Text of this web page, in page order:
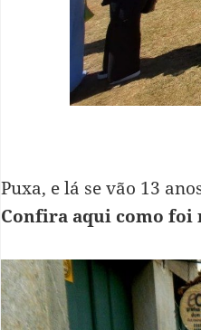
Puxa, e lá se vão 13
Confira aqui como